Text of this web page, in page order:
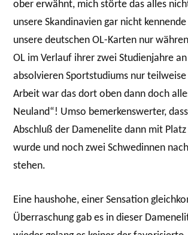
ober erwähnt, mich störte das alles
unsere Skandinavien gar nicht
unsere deutschen OL-Karten nur
OL im Verlauf ihrer zwei Studienjahre
absolvieren Sportstudiums nur
Arbeit war das dort oben dann doch
Neuland“! Umso bemerkenswerter,
Abschluß der Damenelite dann mit
wurde und noch zwei Schwedinnen
stehen.
Eine haushohe, einer Sensation
Überraschung gab es in dieser